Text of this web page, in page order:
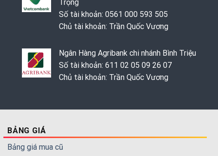
Trọng
Số tài khoản: 0561 000 593 505
Chủ tài khoản: Trần Quốc Vương
Ngân Hàng Agribank chi nhánh Bình Triệu
Số tài khoản: 611 02 05 09 26 07
Chủ tài khoản: Trần Quốc Vương
BẢNG GIÁ
Bảng giá mua cũ